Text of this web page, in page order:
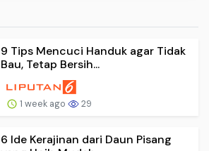
9 Tips Mencuci Handuk agar Tidak
Bau, Tetap Bersih...
1 week ago 29
6 Ide Kerajinan dari Daun Pisang